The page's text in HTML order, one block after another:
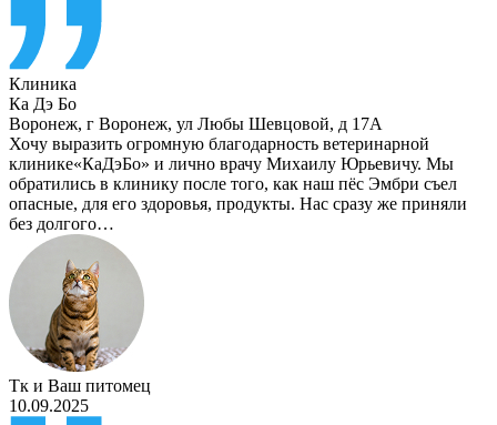
Клиника
Ка Дэ Бо
Воронеж, г Воронеж, ул Любы Шевцовой, д 17А
Хочу выразить огромную благодарность ветеринарной
клинике«КаДэБо» и лично врачу Михаилу Юрьевичу. Мы
обратились в клинику после того, как наш пёс Эмбри съел
опасные, для его здоровья, продукты. Нас сразу же приняли
без долгого…
Тк и Ваш питомец
10.09.2025